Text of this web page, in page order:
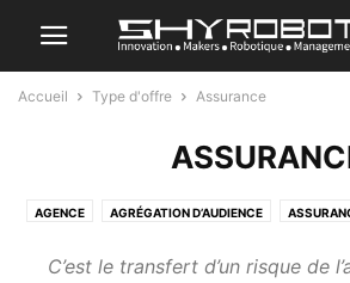
Accueil Type d'offre Assurance
AGENCE AGRÉGATION D’AUDIENCE
SERVICE
C’est le transfert d’un risque de